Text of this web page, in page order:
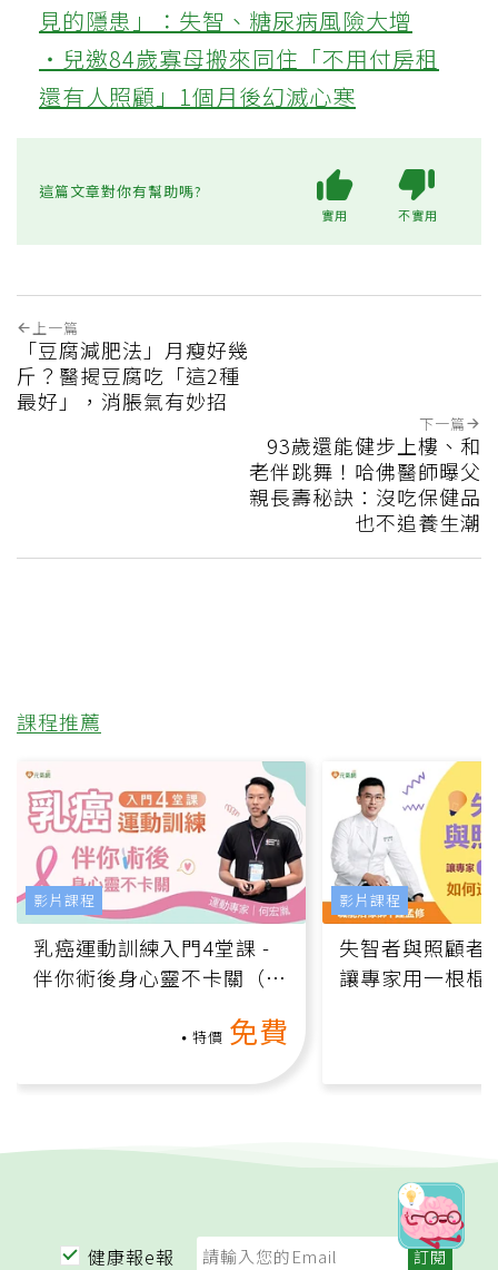
見的隱患」：失智、糖尿病風險大增
‧兒邀84歲寡母搬來同住「不用付房租
還有人照顧」1個月後幻滅心寒
這篇文章對你有幫助嗎?
實用 不實用
上一篇
「豆腐減肥法」月瘦好幾
斤？醫揭豆腐吃「這2種
最好」，消脹氣有妙招
下一篇
93歲還能健步上樓、和
老伴跳舞！哈佛醫師曝父
親長壽秘訣：沒吃保健品
也不追養生潮
課程推薦
乳癌運動訓練入門4堂課 -
伴你術後身心靈不卡關（線
特價 免費
影片課程
失智者與照顧者
讓專家用一根棍
影片課程
健康報e報